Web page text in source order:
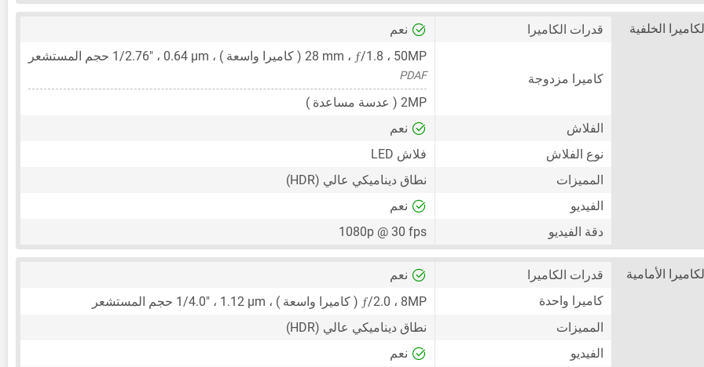
الخلفية قدرات الكاميرا نعم
كاميرا مزدوجة
50MP ، ƒ/1.8 ، 28 mm ( كاميرا واسعة ) ، 0.64 μm ، 1/2.76" حجم المستشعر
PDAF
2MP ( عدسة مساعدة )
الفلاش
نعم
نوع الفلاش
فلاش LED
المميزات
نطاق ديناميكي عالي (HDR)
الفيديو
نعم
دقة الفيديو
1080p @ 30 fps
الأمامية قدرات الكاميرا
نعم
كاميرا واحدة
8MP ، ƒ/2.0 ( كاميرا واسعة ) ، 1.12 μm ، 1/4.0" حجم المستشعر
المميزات
نطاق ديناميكي عالي (HDR)
الفيديو
نعم